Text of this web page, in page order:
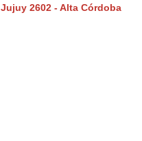
Jujuy 2602 - Alta Córdoba